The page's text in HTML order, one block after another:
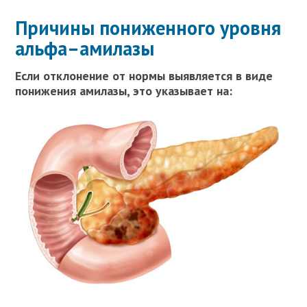
Причины пониженного уровня
альфа–амилазы
Если отклонение от нормы выявляется в виде
понижения амилазы, это указывает на: